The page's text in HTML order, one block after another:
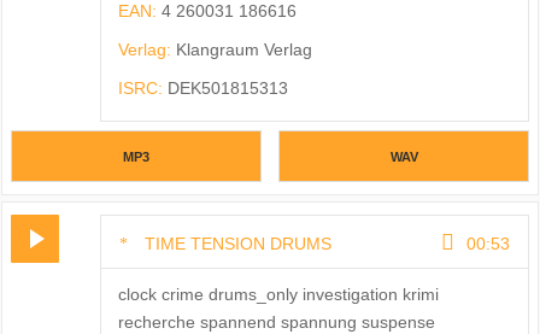
EAN: 4 260031 186616
Verlag: Klangraum Verlag
ISRC: DEK501815313
MP3 WAV
TIME TENSION DRUMS 00:53
clock crime drums_only investigation krimi
recherche spannend spannung suspense